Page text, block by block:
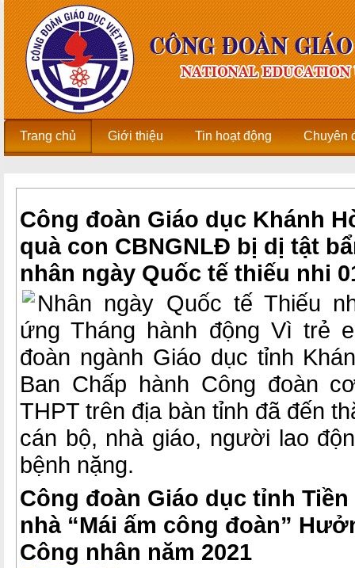
Trang chủ Giới thiệu Tin hoạt động Chuyên
Công đoàn Giáo dục Khánh
quà con CBNGNLĐ bị dị tật
nhân ngày Quốc tế thiếu nhi
Nhân ngày Quốc tế Thiếu
ứng Tháng hành động Vì trẻ
đoàn ngành Giáo dục tỉnh
Ban Chấp hành Công đoàn
THPT trên địa bàn tỉnh đã đến
cán bộ, nhà giáo, người lao
bệnh nặng.
Công đoàn Giáo dục tỉnh
nhà “Mái ấm công đoàn”
Công nhân năm 2021